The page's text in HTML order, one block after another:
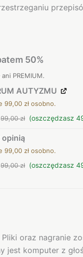
50%
PREMIUM.
AUTYZMU
99,00 zł osobno.
99,00 zł (oszczędzasz
99,00 zł osobno.
99,00 zł (oszczędzasz
oraz nagranie
jest komputer z